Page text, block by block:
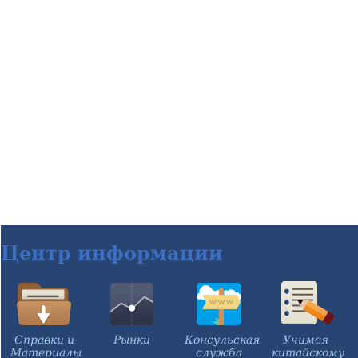
Центр информации
Справки и
Материалы
Рынки
Консульская
служба
Учимся
китайскому